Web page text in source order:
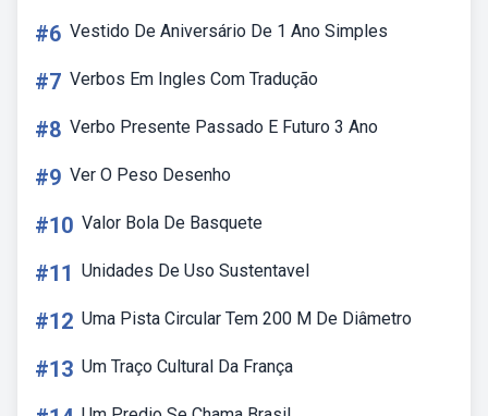
#6 Vestido De Aniversário De 1 Ano Simples
#7 Verbos Em Ingles Com Tradução
#8 Verbo Presente Passado E Futuro 3 Ano
#9 Ver O Peso Desenho
#10 Valor Bola De Basquete
#11 Unidades De Uso Sustentavel
#12 Uma Pista Circular Tem 200 M De Diâmetro
#13 Um Traço Cultural Da França